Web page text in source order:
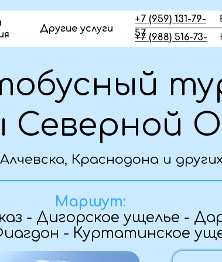
Другие услуги
+7 (959) 131-79-
57
+7 (988) 516-73-
тур
Краснодона и других
29.10 -
Дигорское ущелье - Даргавс -
- Куртатинское ущелье
информация о туре
Маршут:
Дата